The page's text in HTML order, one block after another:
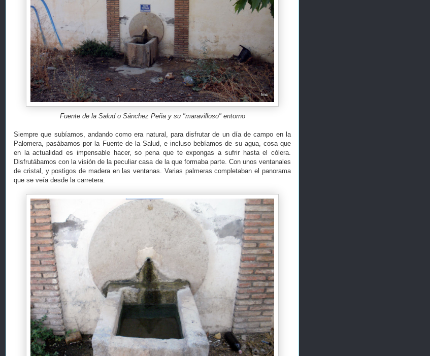
Fuente de la Salud o Sánchez Peña y su "maravilloso" entorno
Siempre que subíamos, andando como era natural, para disfrutar de un día de campo en la
Palomera, pasábamos por la Fuente de la Salud, e incluso bebíamos de su agua, cosa que
en la actualidad es impensable hacer, so pena que te expongas a sufrir hasta el cólera.
Disfrutábamos con la visión de la peculiar casa de la que formaba parte. Con unos ventanales
de cristal, y postigos de madera en las ventanas. Varias palmeras completaban el panorama
que se veía desde la carretera.